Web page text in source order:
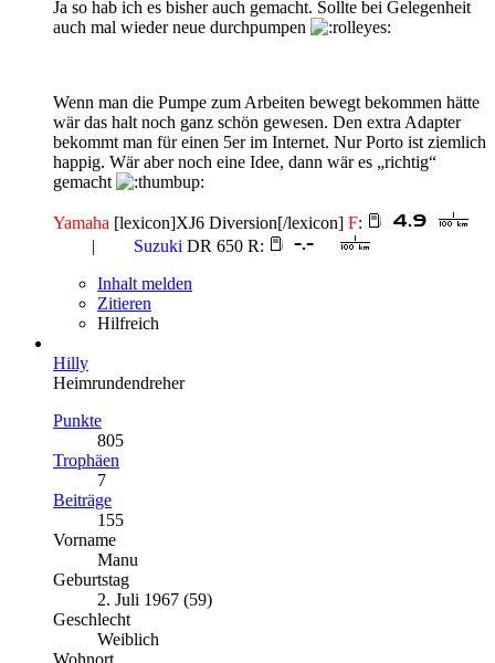
Ja so hab ich es bisher auch gemacht. Sollte bei Gelegenheit
auch mal wieder neue durchpumpen
Wenn man die Pumpe zum Arbeiten bewegt bekommen hätte
wär das halt noch ganz schön gewesen. Den extra Adapter
bekommt man für einen 5er im Internet. Nur Porto ist ziemlich
happig. Wär aber noch eine Idee, dann wär es „richtig“
gemacht
Yamaha [lexicon]XJ6 Diversion[/lexicon] F:
| Suzuki DR 650 R:
Inhalt melden
Zitieren
Hilfreich
Hilly
Heimrundendreher
Punkte
805
Trophäen
7
Beiträge
155
Vorname
Manu
Geburtstag
2. Juli 1967 (59)
Geschlecht
Weiblich
Wohnort